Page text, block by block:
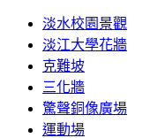
淡水校園景觀
淡江大學花牆
克難坡
三化牆
驚聲銅像廣場
運動場